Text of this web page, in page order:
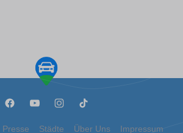
Presse Städte Über Uns Impressum